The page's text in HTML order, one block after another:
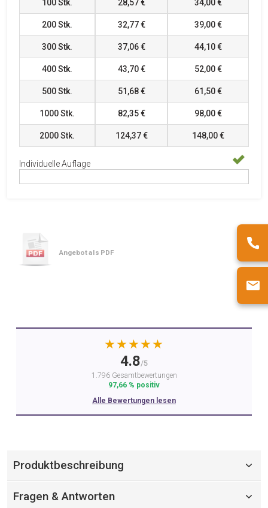
100Stk. 28,57 € 34,00 €
200Stk. 32,77 € 39,00 €
300Stk. 37,06 € 44,10 €
400Stk. 43,70 € 52,00 €
500Stk. 51,68 € 61,50 €
1000Stk. 82,35 € 98,00 €
2000Stk. 124,37 € 148,00 €
Individuelle Auflage
Angebot als PDF
★★★★★
4.8/5
1.796 Gesamtbewertungen
97,66 % positiv
Alle Bewertungen lesen
Produktbeschreibung
Fragen & Antworten